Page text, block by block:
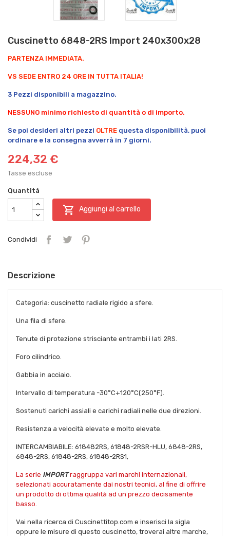
Cuscinetto 6848-2RS Import 240x300x28
PARTENZA IMMEDIATA.
VS SEDE ENTRO 24 ORE IN TUTTA ITALIA!
3 Pezzi disponibili a magazzino.
NESSUNO minimo richiesto di quantità o di importo.
Se poi desideri altri pezzi OLTRE questa disponibilità, puoi
ordinare e la consegna avverrà in 7 giorni.
224,32 €
Tasse escluse
Quantità
 Aggiungi al carrello
Condividi
Descrizione
Categoria: cuscinetto radiale rigido a sfere.
Una fila di sfere.
Tenute di protezione strisciante entrambi i lati 2RS.
Foro cilindrico.
Gabbia in acciaio.
Intervallo di temperatura -30°C+120°C(250°F).
Sostenuti carichi assiali e carichi radiali nelle due direzioni.
Resistenza a velocità elevate e molto elevate.
INTERCAMBIABILE: 618482RS, 61848-2RSR-HLU, 6848-2RS,
6848-2RS, 61848-2RS, 61848-2RS1,
La serie IMPORTraggruppa vari marchi internazionali,
selezionati accuratamente dai nostri tecnici, al fine di offrire
un prodotto di ottima qualità ad un prezzo decisamente
basso.
Vai nella ricerca di Cuscinettitop.com e inserisci la sigla
oppure le misure di questo cuscinetto, troverai altre marche,